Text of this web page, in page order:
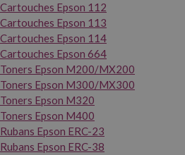
Cartouches Epson 112
Cartouches Epson 113
Cartouches Epson 114
Cartouches Epson 664
Toners Epson M200/MX200
Toners Epson M300/MX300
Toners Epson M320
Toners Epson M400
Rubans Epson ERC-23
Rubans Epson ERC-38